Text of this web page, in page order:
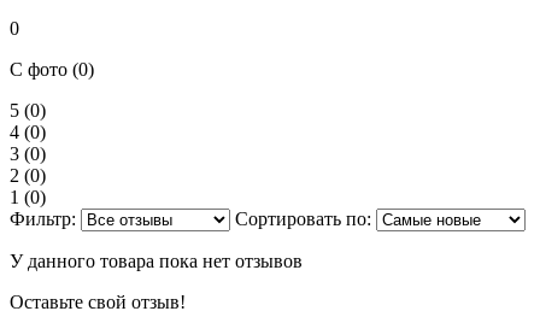
0
С фото (0)
5 (0)
4 (0)
3 (0)
2 (0)
1 (0)
Фильтр:
Сортировать по:
У данного товара пока нет отзывов
Оставьте свой отзыв!